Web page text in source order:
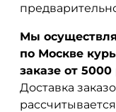
Мы
по Москве
заказе от
Доставка